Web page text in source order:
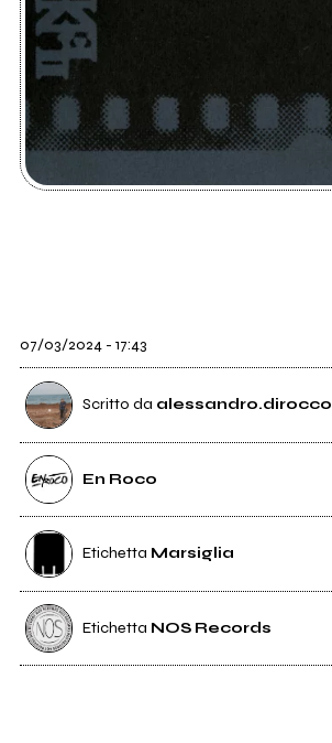
07/03/2024 - 17:43
Scritto da alessandro.dirocco
En Roco
Etichetta Marsiglia
Etichetta NOS Records